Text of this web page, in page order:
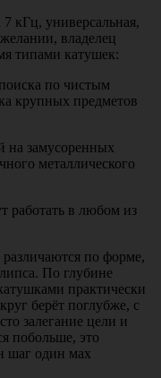
кГц, универсальная,
владелец
типами катушек:
по чистым
крупных предметов
на замусоренных
металлического
работать в любом из
по форме,
По глубине
практически
берёт поглубже, с
залегание цели и
побольше, это
шаг один мах